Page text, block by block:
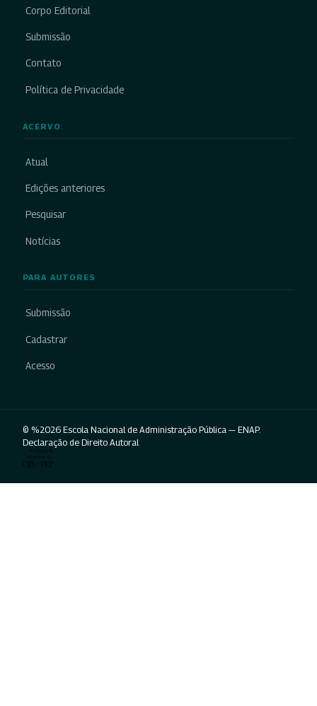
Corpo Editorial
Submissão
Contato
Política de Privacidade
ACERVO
Atual
Edições anteriores
Pesquisar
Notícias
PARA AUTORES
Submissão
Cadastrar
Acesso
© %2026 Escola Nacional de Administração Pública — ENAP.
Declaração de Direito Autoral